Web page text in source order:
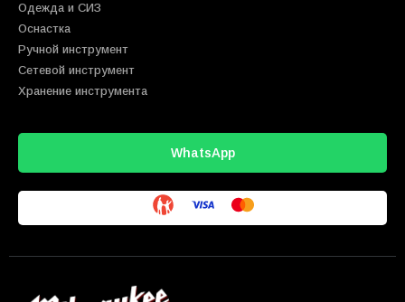
Одежда и СИЗ
Оснастка
Ручной инструмент
Сетевой инструмент
Хранение инструмента
WhatsApp